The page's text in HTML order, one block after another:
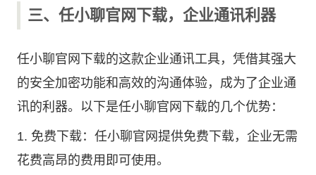
三、任小聊官网下载，企业通讯利器
任小聊官网下载的这款企业通讯工具，凭借其强大
的安全加密功能和高效的沟通体验，成为了企业通
讯的利器。以下是任小聊官网下载的几个优势：
1. 免费下载：任小聊官网提供免费下载，企业无需
花费高昂的费用即可使用。